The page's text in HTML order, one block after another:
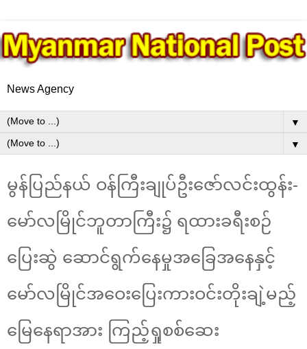
News Agency
▼
▼
မွန်ပြည်နယ် ဝန်ကြီးချုပ်ဦးဇော်လင်းထွန်း-
မော်လမြိုင်ဘူတာကြီး၌ ရထားခရီးစဉ်
ပြေးဆွဲ ဆောင်ရွက်နေမှုအခြေအနေနှင့်
မော်လမြိုင်အဝေးပြေးကားဝင်းတိုးချဲ့မည့်
မြေနေရာအား ကြည့်ရှုစစ်ဆေး